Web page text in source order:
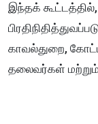
இந்தக்
காவல்துறை,
தலைவர்கள் மற்றும்